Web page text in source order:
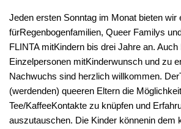
Jeden ersten Sonntag im Monat bieten wir
fürRegenbogenfamilien, Queer Familys
FLINTA mitKindern bis drei Jahre an. Auch
Einzelpersonen mitKinderwunsch und zu
Nachwuchs sind herzlich willkommen.
(werdenden) queeren Eltern die
Tee/KaffeeKontakte zu knüpfen und
auszutauschen. Die Kinder könnenin dem